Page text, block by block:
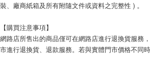
裝、廠商紙箱及所有附隨文件或資料之完整性 ) 。
【購買注意事項】
網路店所售出的商品僅可在網路店進行退換貨服務
市進行退換貨、退款服務。若與實體門市價格不同